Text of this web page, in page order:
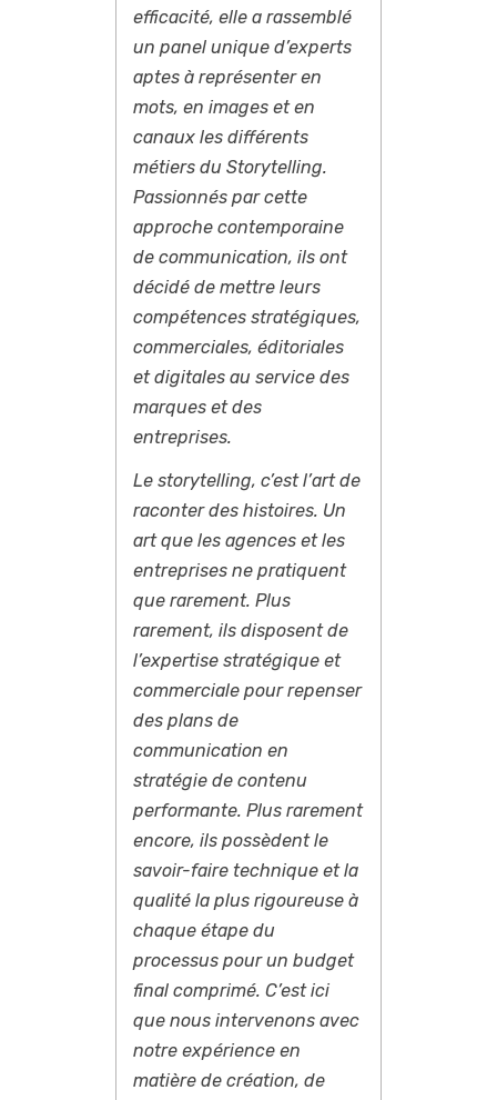
efficacité, elle a rassemblé
un panel unique d’experts
aptes à représenter en
mots, en images et en
canaux les différents
métiers du Storytelling.
Passionnés par cette
approche contemporaine
de communication, ils ont
décidé de mettre leurs
compétences stratégiques,
commerciales, éditoriales
et digitales au service des
marques et des
entreprises.
Le storytelling, c’est l’art de
raconter des histoires. Un
art que les agences et les
entreprises ne pratiquent
que rarement. Plus
rarement, ils disposent de
l’expertise stratégique et
commerciale pour repenser
des plans de
communication en
stratégie de contenu
performante. Plus rarement
encore, ils possèdent le
savoir-faire technique et la
qualité la plus rigoureuse à
chaque étape du
processus pour un budget
final comprimé. C’est ici
que nous intervenons avec
notre expérience en
matière de création, de